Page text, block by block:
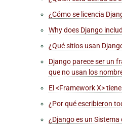
¿Cómo se licencia
Why does Django
¿Qué sitios usan
Django parece ser un
que no usan los
El <Framework X>
¿Por qué escribieron
¿Django es un Sistema